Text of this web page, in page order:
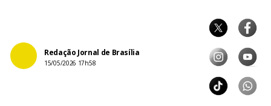
Redação Jornal de Brasília
15/05/2026 17h58